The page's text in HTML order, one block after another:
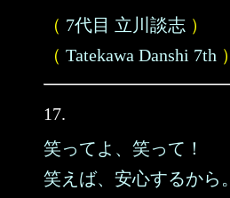
（ 7代目 立川談志 ）
（ Tatekawa Danshi 7th ）
17.
笑ってよ、笑って！
笑えば、安心するから。